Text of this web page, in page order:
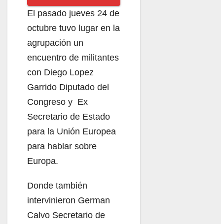
El pasado jueves 24 de
octubre tuvo lugar en la
agrupación un
encuentro de militantes
con Diego Lopez
Garrido Diputado del
Congreso y Ex
Secretario de Estado
para la Unión Europea
para hablar sobre
Europa.
Donde también
intervinieron German
Calvo Secretario de